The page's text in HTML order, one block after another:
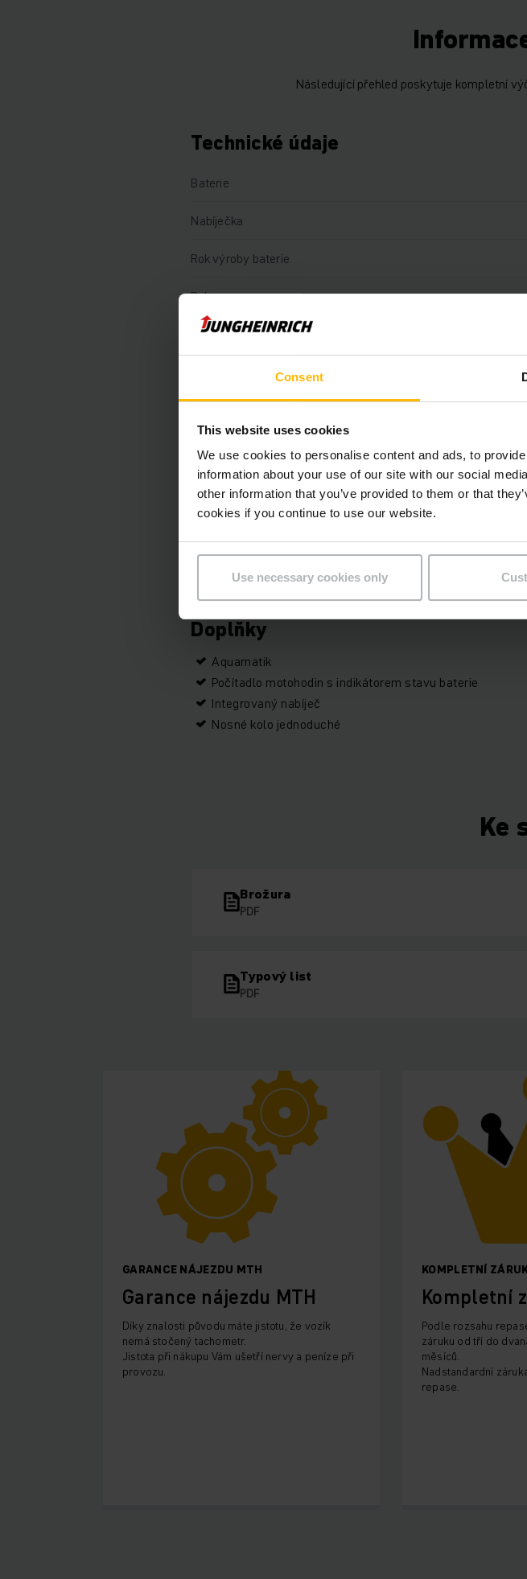
Consent
This website uses cookies
We use cookies to personalise content and ads, to
information about your use of our site with our social
other information that you’ve provided to them or that
cookies if you continue to use our website.
Use necessary cookies only
Následující přehled poskytuje kompletní
Technické údaje
Baterie
Nabíječka
Rok výroby baterie
Rok
Výška zdvihu
Výška
Délka vidlí
Typ pohonu
Sériové číslo
Doplňky
Aquamatik
Počítadlo motohodin s indikátorem stavu baterie
Integrovaný nabíječ
Nosné kolo jednoduché
Ke
Brožura
PDF
Typový list
PDF
GARANCE NÁJEZDU MTH
Garance nájezdu MTH
Díky znalosti původu máte jistotu, že vozík
nemá stočený tachometr.
Jistota při nákupu Vám ušetří nervy a peníze při
provozu.
KOMPLETNÍ
Kompletní
Podle rozsahu
záruku od tří do
měsíců.
Nadstandardní
repase.